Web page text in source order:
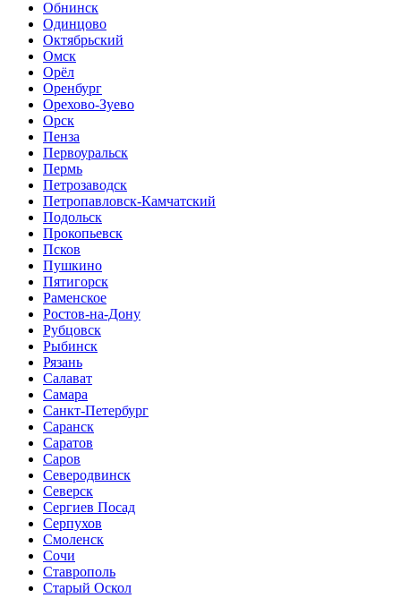
Обнинск
Одинцово
Октябрьский
Омск
Орёл
Оренбург
Орехово-Зуево
Орск
Пенза
Первоуральск
Пермь
Петрозаводск
Петропавловск-Камчатский
Подольск
Прокопьевск
Псков
Пушкино
Пятигорск
Раменское
Ростов-на-Дону
Рубцовск
Рыбинск
Рязань
Салават
Самара
Санкт-Петербург
Саранск
Саратов
Саров
Северодвинск
Северск
Сергиев Посад
Серпухов
Смоленск
Сочи
Ставрополь
Старый Оскол